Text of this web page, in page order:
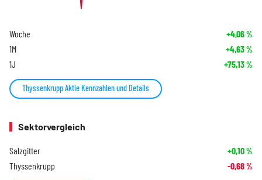
Woche +4,06%
1M +4,63%
1J +75,13%
Thyssenkrupp Aktie Kennzahlen und Details
Sektorvergleich
Salzgitter +0,10%
Thyssenkrupp -0,68%